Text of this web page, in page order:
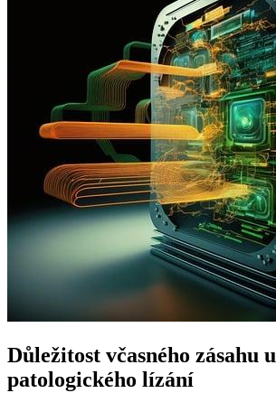
Důležitost včasného zásahu u
patologického lízání